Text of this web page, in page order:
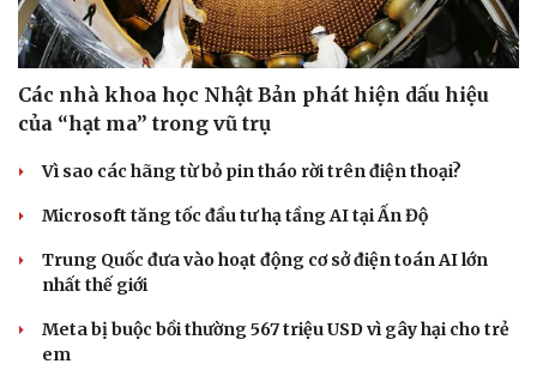
Các nhà khoa học Nhật Bản phát hiện dấu hiệu
của “hạt ma” trong vũ trụ
Vì sao các hãng từ bỏ pin tháo rời trên điện thoại?
Microsoft tăng tốc đầu tư hạ tầng AI tại Ấn Độ
Trung Quốc đưa vào hoạt động cơ sở điện toán AI lớn
nhất thế giới
Meta bị buộc bồi thường 567 triệu USD vì gây hại cho trẻ
em